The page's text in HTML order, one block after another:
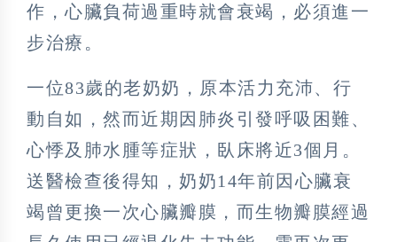
作，心臟負荷過重時就會衰竭，必須進一
步治療。
一位83歲的老奶奶，原本活力充沛、行
動自如，然而近期因肺炎引發呼吸困難、
心悸及肺水腫等症狀，臥床將近3個月。
送醫檢查後得知，奶奶14年前因心臟衰
竭曾更換一次心臟瓣膜，而生物瓣膜經過